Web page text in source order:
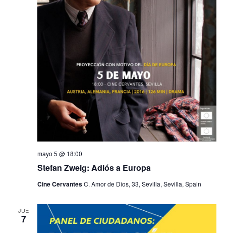
Stefan Zweig: Adiós a Europa
mayo 5 @ 18:00
Cine CervantesC. Amor de Dios, 33, Sevilla, Sevilla, Spain
JUE
7